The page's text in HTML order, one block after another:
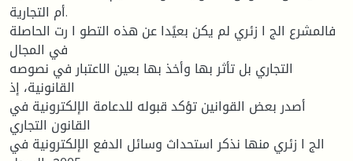
أم التجاریة.
فالمشرع الج ا زئري لم یكن بعیًدا عن هذه التطو ا رت الحاصلة
في المجال
التجاري بل تأثر بها وأخذ بها بعین الاعتبار في نصوصه
القانونیة، إذ
أصدر بعض القوانین تؤكد قبوله للدعامة الإلكترونیة في
القانون التجاري
الج ا زئري منها نذكر استحداث وسائل الدفع الإلكترونیة في